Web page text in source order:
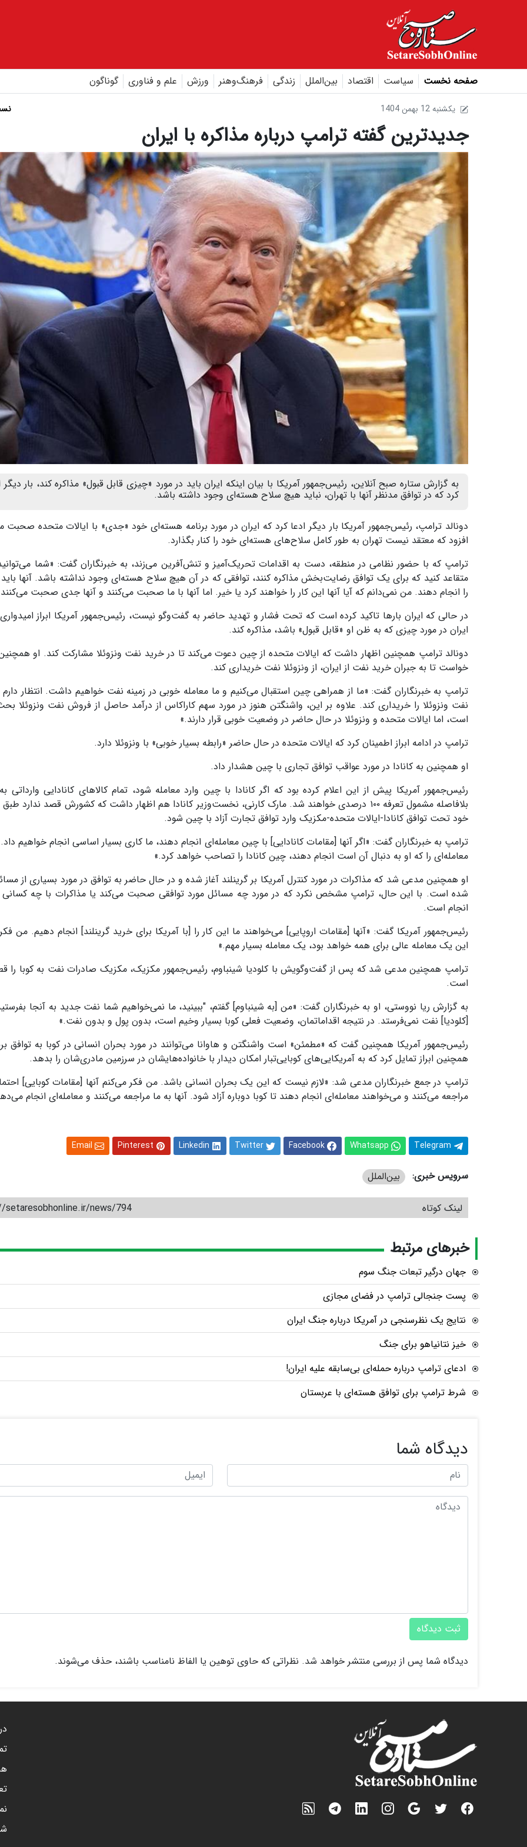
صفحه نخست سیاست اقتصاد بین‌الملل زندگی فرهنگ‌و‌هنر ورزش علم و فناوری گوناگون
1404 يکشنبه 12 بهمن
جدیدترین گفته ترامپ درباره مذاکره با ایران
به گزارش ستاره صبح آنلاین، رئیس‌جمهور آمریکا با بیان اینکه ایران باید در مورد «چیزی قابل قبول» مذاکره کند، بار دیگر
کرد که در توافق مدنظر آنها با تهران، نباید هیچ سلاح هسته‌ای وجود داشته باشد.
دونالد ترامپ، رئیس‌جمهور آمریکا بار دیگر ادعا کرد که ایران در مورد برنامه هسته‌ای خود «جدی» با ایالات متحده صحبت
افزود که معتقد نیست تهران به طور کامل سلاح‌های هسته‌ای خود را کنار بگذارد.
ترامپ که با حضور نظامی در منطقه، دست به اقدامات تحریک‌آمیز و تنش‌آفرین می‌زند، به خبرنگاران گفت: «شما می‌توانید
متقاعد کنید که برای یک توافق رضایت‌بخش مذاکره کنند، توافقی که در آن هیچ سلاح هسته‌ای وجود نداشته باشد. آنها باید
را انجام دهند. من نمی‌دانم که آیا آنها این کار را خواهند کرد یا خیر. اما آنها با ما صحبت می‌کنند و آنها جدی صحبت
در حالی که ایران بارها تاکید کرده است که تحت فشار و تهدید حاضر به گفت‌وگو نیست، رئیس‌جمهور آمریکا ابراز
ایران در مورد چیزی که به ظن او «قابل قبول» باشد، مذاکره کند.
دونالد ترامپ همچنین اظهار داشت که ایالات متحده از چین دعوت می‌کند تا در خرید نفت ونزوئلا مشارکت کند. او
خواست تا به جبران خرید نفت از ایران، از ونزوئلا نفت خریداری کند.
ترامپ به خبرنگاران گفت: «ما از همراهی چین استقبال می‌کنیم و ما معامله خوبی در زمینه نفت خواهیم داشت. انتظار دارم
نفت ونزوئلا را خریداری کند. علاوه بر این، واشنگتن هنوز در مورد سهم کاراکاس از درآمد حاصل از فروش نفت ونزوئلا
است، اما ایالات متحده و ونزوئلا در حال حاضر در وضعیت خوبی قرار دارند.»
ترامپ در ادامه ابراز اطمینان کرد که ایالات متحده در حال حاضر «رابطه بسیار خوبی» با ونزوئلا دارد.
او همچنین به کانادا در مورد عواقب توافق تجاری با چین هشدار داد.
رئیس‌جمهور آمریکا پیش از این اعلام کرده بود که اگر کانادا با چین وارد معامله شود، تمام کالاهای کانادایی وارداتی
بلافاصله مشمول تعرفه ۱۰۰ درصدی خواهند شد. مارک کارنی، نخست‌وزیر کانادا هم اظهار داشت که کشورش قصد ندارد
خود تحت توافق کانادا-ایالات متحده-مکزیک وارد توافق تجارت آزاد با چین شود.
ترامپ به خبرنگاران گفت: «اگر آنها [مقامات کانادایی] با چین معامله‌ای انجام دهند، ما کاری بسیار اساسی انجام خواهیم داد.
معامله‌ای را که او به دنبال آن است انجام دهند، چین کانادا را تصاحب خواهد کرد.»
او همچنین مدعی شد که مذاکرات در مورد کنترل آمریکا بر گرینلند آغاز شده و در حال حاضر به توافق در مورد بسیاری از
شده است. با این حال، ترامپ مشخص نکرد که در مورد چه مسائل مورد توافقی صحبت می‌کند یا مذاکرات با چه
انجام است.
رئیس‌جمهور آمریکا گفت: «آنها [مقامات اروپایی] می‌خواهند ما این کار را [با آمریکا برای خرید گرینلند] انجام دهیم. من
این یک معامله عالی برای همه خواهد بود، یک معامله بسیار مهم.»
ترامپ همچنین مدعی شد که پس از گفت‌وگویش با کلودیا شینباوم، رئیس‌جمهور مکزیک، مکزیک صادرات نفت به کوبا را
است.
به گزارش ریا نووستی، او به خبرنگاران گفت: «من [به شینباوم] گفتم، "ببینید، ما نمی‌خواهیم شما نفت جدید به آنجا
[کلودیا] نفت نمی‌فرستد. در نتیجه اقداماتمان، وضعیت فعلی کوبا بسیار وخیم است، بدون پول و بدون نفت.»
رئیس‌جمهور آمریکا همچنین گفت که «مطمئن» است واشنگتن و هاوانا می‌توانند در مورد بحران انسانی در کوبا به توافق
همچنین ابراز تمایل کرد که به آمریکایی‌های کوبایی‌تبار امکان دیدار با خانواده‌هایشان در سرزمین مادری‌شان را بدهد.
ترامپ در جمع خبرنگاران مدعی شد: «لازم نیست که این یک بحران انسانی باشد. من فکر می‌کنم آنها [مقامات کوبایی]
مراجعه می‌کنند و می‌خواهند معامله‌ای انجام دهند تا کوبا دوباره آزاد شود. آنها به ما مراجعه می‌کنند و معامله‌ای انجام
Telegram
Whatsapp
Facebook
Twitter
Linkedin
Pinterest
Email
سرویس خبری: بین‌الملل
لینک کوتاه news/794
خبرهای مرتبط
جهان درگیر تبعات جنگ سوم
پست جنجالی ترامپ در فضای مجازی
نتایج یک نظرسنجی در آمریکا درباره جنگ ایران
خیز نتانیاهو برای جنگ
ادعای ترامپ درباره حمله‌ای بی‌سابقه علیه ایران!
شرط ترامپ برای توافق هسته‌ای با عربستان
دیدگاه شما
ثبت دیدگاه
دیدگاه شما پس از بررسی منتشر خواهد شد. نظراتی که حاوی توهین یا الفاظ نامناسب باشند، حذف می‌شوند.